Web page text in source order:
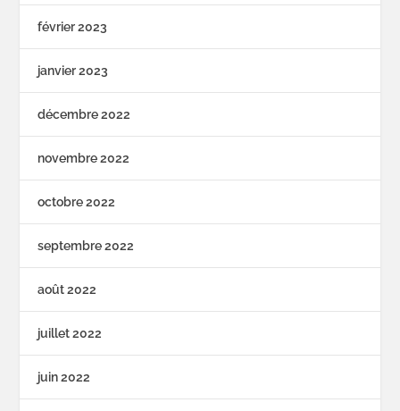
février 2023
janvier 2023
décembre 2022
novembre 2022
octobre 2022
septembre 2022
août 2022
juillet 2022
juin 2022